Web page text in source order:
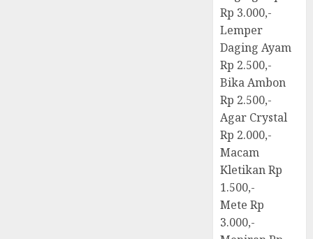
Rp 3.000,-
Lemper
Daging Ayam
Rp 2.500,-
Bika Ambon
Rp 2.500,-
Agar Crystal
Rp 2.000,-
Macam
Kletikan Rp
1.500,-
Mete Rp
3.000,-